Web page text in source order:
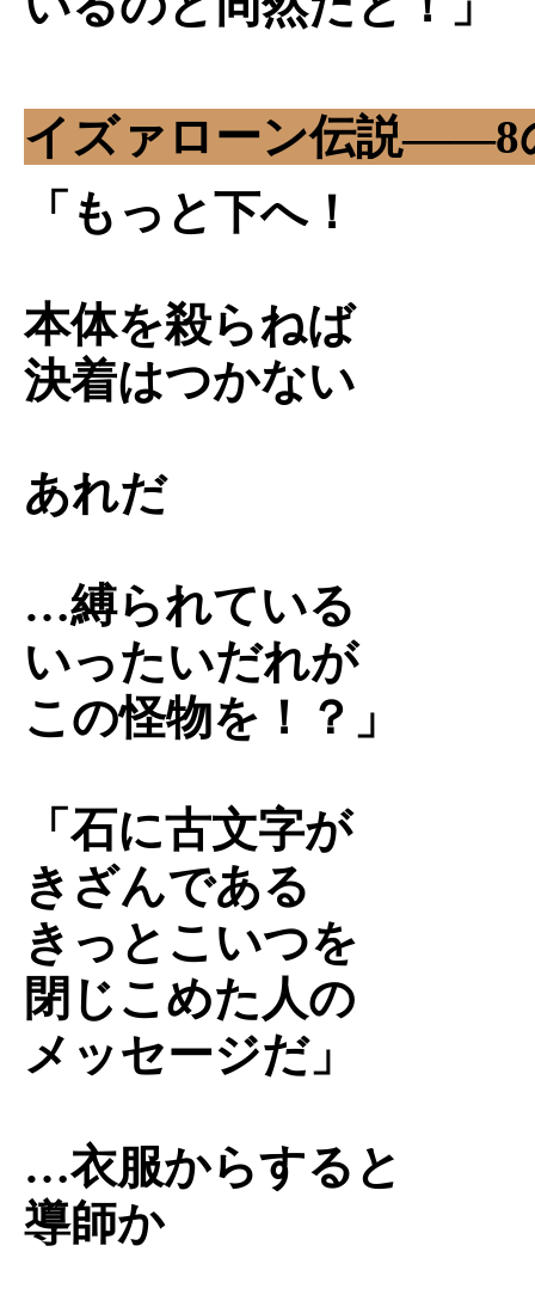
イズァローン伝説
「もっと下へ！
本体を殺らねば
決着はつかない
あれだ
…縛られている
いったいだれが
この怪物を！？」
「石に古文字が
きざんである
きっとこいつを
閉じこめた人の
メッセージだ」
…衣服からすると
導師か